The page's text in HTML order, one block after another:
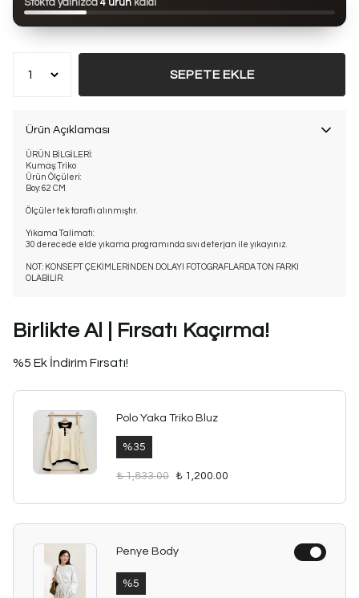
Stokta yalnızca 4 ürün kaldı
SEPETE EKLE
Ürün Açıklaması
ÜRÜN BİLGİLERİ:
Kumaş: Triko
Ürün Ölçüleri:
Boy: 62 CM
Ölçüler tek taraflı alınmıştır.
Yıkama Talimatı:
30 derecede elde yıkama programında sıvı deterjan ile yıkayınız.
NOT: KONSEPT ÇEKİMLERİNDEN DOLAYI FOTOGRAFLARDA TON FARKI
OLABİLİR.
Birlikte Al | Fırsatı Kaçırma!
%5 Ek İndirim Fırsatı!
Polo Yaka Triko Bluz
%35
₺ 1,833.00 ₺ 1,200.00
Penye Body
%5